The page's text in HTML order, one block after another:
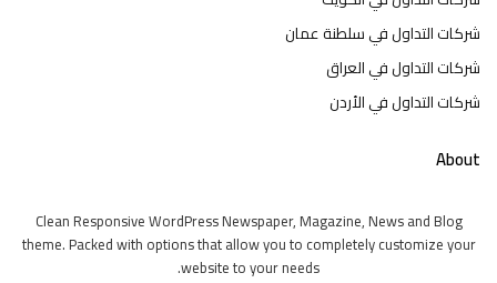
شركات التداول في سلطنة عمان
شركات التداول في العراق
شركات التداول في الأردن
About
Clean Responsive WordPress Newspaper, Magazine, News and Blog
theme. Packed with options that allow you to completely customize your
website to your needs.